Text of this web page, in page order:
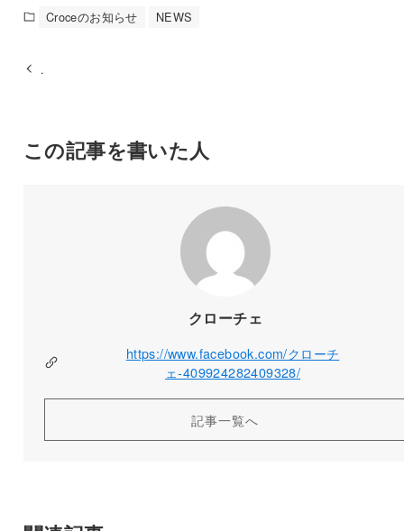
Croceのお知らせ NEWS
.
この記事を書いた人
クローチェ
https://www.facebook.com/クローチ
ェ-409924282409328/
記事一覧へ